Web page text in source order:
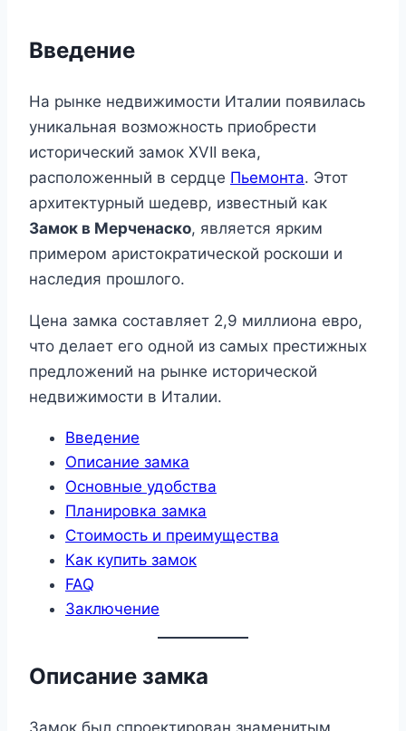
Введение
На рынке недвижимости Италии появилась
уникальная возможность приобрести
исторический замок XVII века,
расположенный в сердце Пьемонта. Этот
архитектурный шедевр, известный как
Замок в Мерченаско, является ярким
примером аристократической роскоши и
наследия прошлого.
Цена замка составляет 2,9 миллиона евро,
что делает его одной из самых престижных
предложений на рынке исторической
недвижимости в Италии.
Введение
Описание замка
Основные удобства
Планировка замка
Стоимость и преимущества
Как купить замок
FAQ
Заключение
Описание замка